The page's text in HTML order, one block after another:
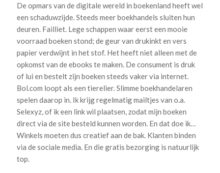
De opmars van de digitale wereld in boekenland heeft wel
een schaduwzijde. Steeds meer boekhandels sluiten hun
deuren. Failliet. Lege schappen waar eerst een mooie
voorraad boeken stond; de geur van drukinkt en vers
papier verdwijnt in het stof. Het heeft niet alleen met de
opkomst van de ebooks te maken. De consument is druk
of lui en bestelt zijn boeken steeds vaker via internet.
Bol.com loopt als een tierelier. Slimme boekhandelaren
spelen daarop in. Ik krijg regelmatig mailtjes van o.a.
Selexyz, of ik een link wil plaatsen, zodat mijn boeken
direct via de site besteld kunnen worden. En dat doe ik…
Winkels moeten dus creatief aan de bak. Klanten binden
via de sociale media. En die gratis bezorging is natuurlijk
top.